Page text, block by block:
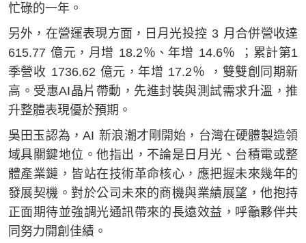
忙碌的一年。
另外，在營運表現方面，日月光投控 3 月合併營收達
615.77 億元，月增 18.2％、年增 14.6％ ；累計第1
季營收 1736.62 億元，年增 17.2％ ，雙雙創同期新
高。受惠AI晶片帶動，先進封裝與測試需求升溫，推
升整體表現優於預期。
吳田玉認為，AI 新浪潮才剛開始，台灣在硬體製造領
域具關鍵地位。他指出，不論是日月光、台積電或整
體產業鏈，皆站在技術革命核心，應把握未來幾年的
發展契機。對於公司未來的商機與業績展望，他抱持
正面期待並強調光通訊帶來的長遠效益，呼籲夥伴共
同努力開創佳績。